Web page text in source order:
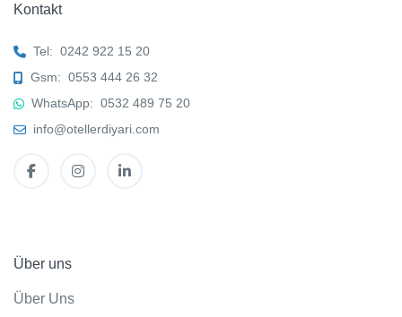
Kontakt
Tel: 0242 922 15 20
Gsm: 0553 444 26 32
WhatsApp: 0532 489 75 20
info@otellerdiyari.com
Über uns
Über Uns